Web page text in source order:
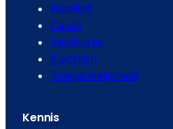
Kwaliteit
Cases
Vacatures
Klachten
Toegankelijkheid
Kennis